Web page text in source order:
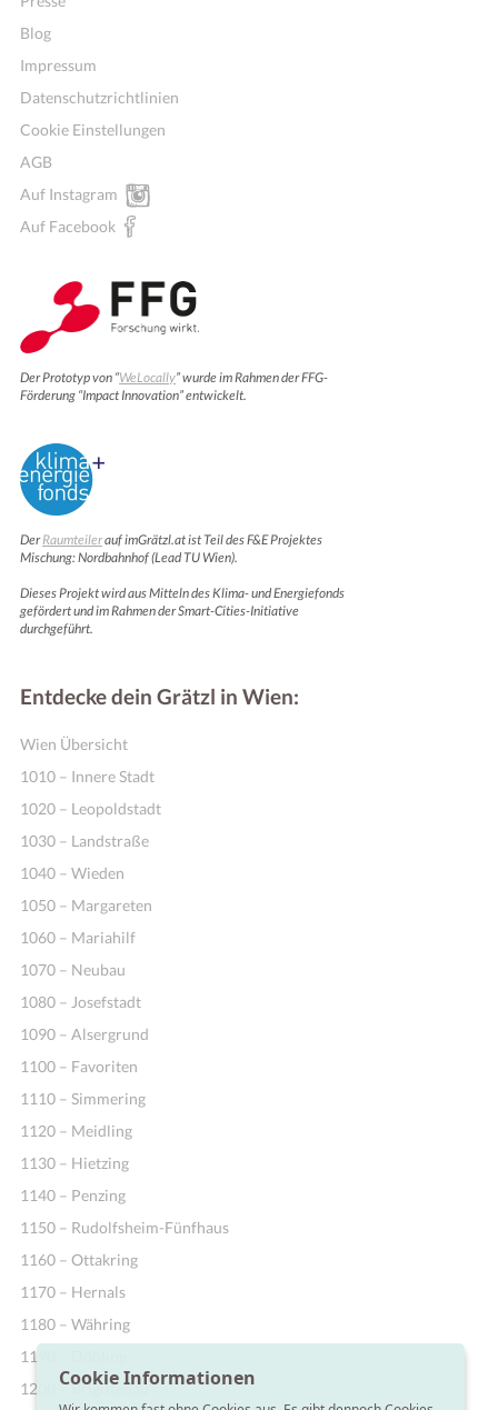
Blog
Impressum
Datenschutzrichtlinien
Cookie Einstellungen
AGB
Auf Instagram
Auf Facebook
Der Prototyp von “WeLocally” wurde im Rahmen der FFG-
Förderung “Impact Innovation” entwickelt.
DerRaumteilerauf imGrätzl.at ist Teil des F&E Projektes
Mischung: Nordbahnhof (Lead TU Wien).
Dieses Projekt wird aus Mitteln des Klima- und Energiefonds
gefördert und im Rahmen der Smart-Cities-Initiative
durchgeführt.
Entdecke dein Grätzl in Wien:
Wien Übersicht
1010 – Innere Stadt
1020 – Leopoldstadt
1030 – Landstraße
1040 – Wieden
1050 – Margareten
1060 – Mariahilf
1070 – Neubau
1080 – Josefstadt
1090 – Alsergrund
1100 – Favoriten
1110 – Simmering
1120 – Meidling
1130 – Hietzing
1140 – Penzing
1150 – Rudolfsheim-Fünfhaus
1160 – Ottakring
1170 – Hernals
1180 – Währing
1190 – Döbling
1200 – Brigittenau
Cookie Informationen